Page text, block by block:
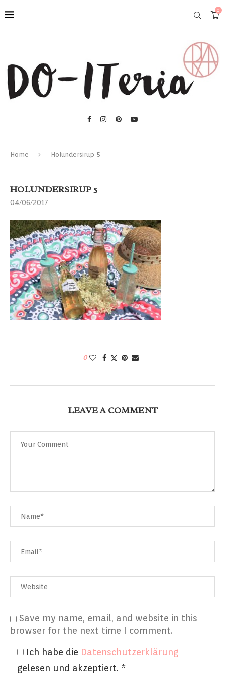
0
Home Holundersirup 5
HOLUNDERSIRUP 5
04/06/2017
0
LEAVE A COMMENT
Save my name, email, and website in this
browser for the next time I comment.
Ich habe die Datenschutzerklärung
gelesen und akzeptiert. *